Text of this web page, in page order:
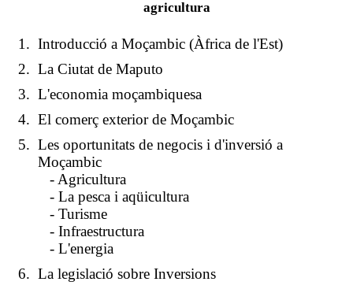
agricultura
Introducció a Moçambic (Àfrica de l'Est)
La Ciutat de Maputo
L'economia moçambiquesa
El comerç exterior de Moçambic
Les oportunitats de negocis i d'inversió a
Moçambic
- Agricultura
- La pesca i aqüicultura
- Turisme
- Infraestructura
- L'energia
La legislació sobre Inversions